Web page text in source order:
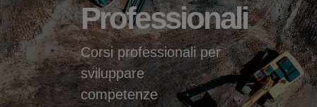
Professionali
Corsi professionali per
sviluppare
competenze